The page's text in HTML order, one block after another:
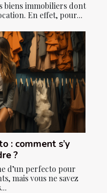
biens immobiliers dont
En effet, pour...
: comment s’y
?
d’un perfecto pour
mais vous ne savez